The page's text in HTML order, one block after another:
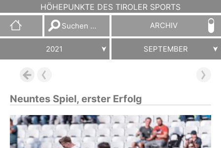
HÖHEPUNKTE DES TIROLER SPORTS
Suchen
nach:
ARCHIV
2021 SEPTEMBER
Neuntes Spiel, erster Erfolg